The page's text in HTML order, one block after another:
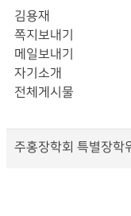
김용재
쪽지보내기
메일보내기
자기소개
전체게시물
주홍장학회 특별장학